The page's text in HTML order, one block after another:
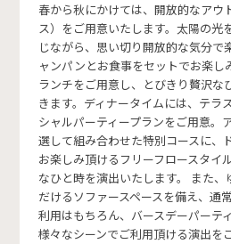
春から秋にかけては、開放的なアウ
ス）をご用意いたします。太陽の光
じながら、思い切り開放的な気分で
ャンパンとお食事をセットでお楽
ランチをご用意し、とびきり贅沢な
きます。ディナータイムには、テラ
シャルパーティープランをご用意。
選して組み合わせた特別コースに、
お楽しみ頂けるフリーフロースタイ
なひと時を演出いたします。 また
だけるソファースペースを備え、通
利用はもちろん、バースデーパーテ
様々なシーンでご利用頂ける演出を